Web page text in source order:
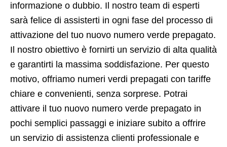
informazione o dubbio. Il nostro team di esperti
sarà felice di assisterti in ogni fase del processo di
attivazione del tuo nuovo numero verde prepagato.
Il nostro obiettivo è fornirti un servizio di alta qualità
e garantirti la massima soddisfazione. Per questo
motivo, offriamo numeri verdi prepagati con tariffe
chiare e convenienti, senza sorprese. Potrai
attivare il tuo nuovo numero verde prepagato in
pochi semplici passaggi e iniziare subito a offrire
un servizio di assistenza clienti professionale e